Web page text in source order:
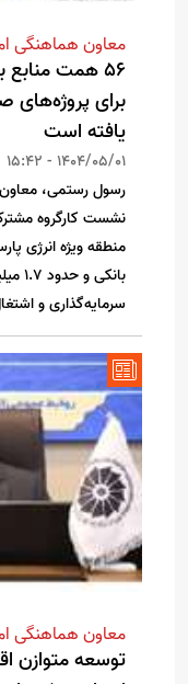
معاون هماهنگی
برای
یافته است
1404/05/01 - 15:42
رسول رستمی، معاون
نشست کارگروه
سرمایه‌گذاری و
معاون هماهنگی
توسعه متوازن